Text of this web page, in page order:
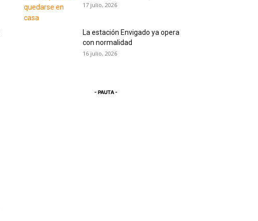
17 julio, 2026
La estación Envigado ya opera
con normalidad
16 julio, 2026
- PAUTA -